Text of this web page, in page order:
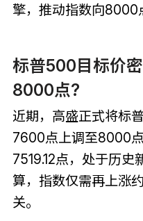
擎，推动指数向8000
标普500目标价
8000点?
近期，高盛正式将标
7600点上调至8000点
7519.12点，处于历
算，指数仅需再上涨
关。